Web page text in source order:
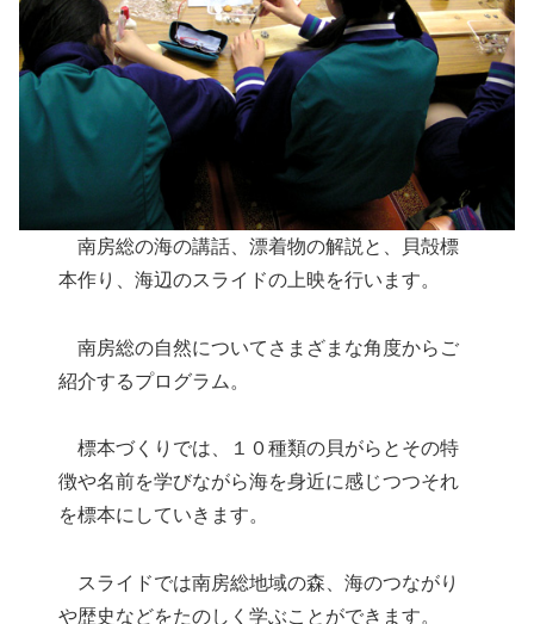
南房総の海の講話、漂着物の解説と、貝殻標
本作り、海辺のスライドの上映を行います。
南房総の自然についてさまざまな角度からご
紹介するプログラム。
標本づくりでは、１０種類の貝がらとその特
徴や名前を学びながら海を身近に感じつつそれ
を標本にしていきます。
スライドでは南房総地域の森、海のつながり
や歴史などをたのしく学ぶことができます。